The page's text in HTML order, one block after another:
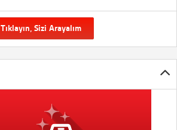
Tıklayın, Sizi Arayalım